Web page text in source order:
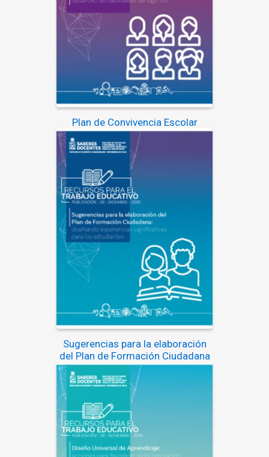
Plan de Convivencia Escolar
Sugerencias para la elaboración
del Plan de Formación Ciudadana